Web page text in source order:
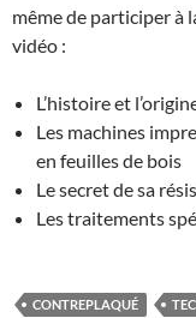
même de participer à
vidéo :
L’histoire et
Les machines
en feuilles de bois
Le secret de sa
Les traitements
CONTREPLAQUÉ